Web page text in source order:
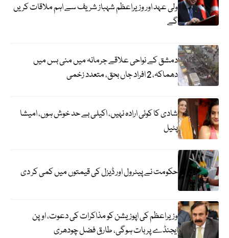
ولی عہد اور وزیراعظم شہباز شریف سے اہم ملاقات کریں
گے
دمشق کے نواحی علاقے جرمانہ میں منی بس میں
دھماکہ، 2 افراد جاں بحق، متعدد زخمی
شادی کا کوئی ارادہ نہیں، اکیلی بے حد خوش ہوں، امیشا
پٹیل
حکومت نے پیٹرول اور ڈیزل کی قیمتوں میں کمی کر دی
وزیراعظم کی اپوزیشن کو مذاکرات کی دعوت، اوپن
ایجنڈے پر بات ہوگی، طارق فضل چودھری